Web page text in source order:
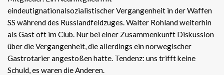
eindeutignationalsozialistischer Vergangenheit in der Waffen
SS während des Russlandfeldzuges. Walter Rohland weiterhin
als Gast oft im Club. Nur bei einer Zusammenkunft Diskussion
über die Vergangenheit, die allerdings ein norwegischer
Gastrotarier angestoßen hatte. Tendenz: uns trifft keine
Schuld, es waren die Anderen.